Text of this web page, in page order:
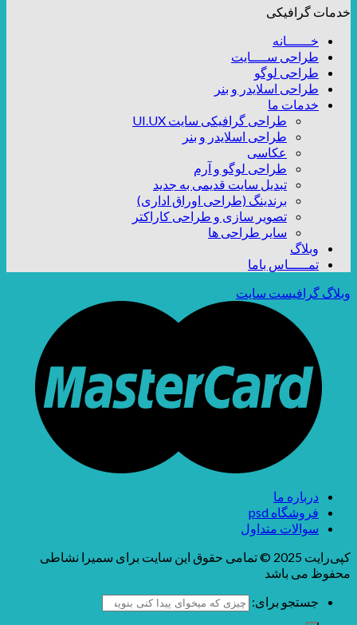
خدمات گرافیکی
خــــــانه
طراحی ســــایت
طراحی لوگو
طراحی اسلایدر و بنر
خدمات ما
طراحی گرافیکی سایت UI.UX
طراحی اسلایدر و بنر
عکاسی
طراحی لوگو و آرم
تبدیل سایت قدیمی به جدید
برندینگ (طراحی اوراق اداری)
تصویر سازی و طراحی کاراکتر
سایر طراحی ها
وبلاگ
تمـــــاس باما
وبلاگ گرافیست سایت
درباره ما
فروشگاه psd
سوالات متداول
کپی‌رایت 2025 © تمامی حقوق این سایت برای سمیرا نشاطی
محفوظ می باشد
جستجو برای: